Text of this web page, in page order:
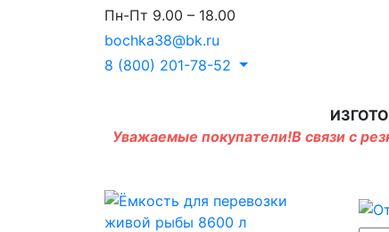
Пн-Пт 9.00 – 18.00
bochka38@bk.ru
8 (800) 201-78-52
Уважаемые покупатели!В связи с